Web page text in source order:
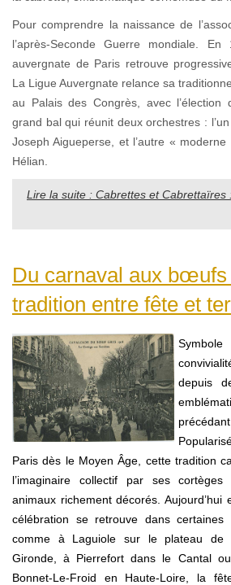
Pour comprendre la naissance de
l’après-Seconde Guerre mondiale.
auvergnate de Paris retrouve
La Ligue Auvergnate relance sa
au Palais des Congrès, avec l’élection
grand bal qui réunit deux orchestres :
Joseph Aigueperse, et l’autre «
Hélian.
Lire la suite : Cabrettes et Cabrettaïres
Du carnaval aux bœufs
tradition entre fête et
depuis
Paris dès le Moyen Âge, cette tradition
l’imaginaire collectif par ses
animaux richement décorés. Aujourd’hui
célébration se retrouve dans certaines
comme à Laguiole sur le plateau de
Gironde,à Pierrefort dans le Cantal
Bonnet-Le-Froid en Haute-Loire , la